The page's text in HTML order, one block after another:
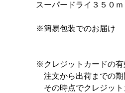
スーパードライ３５０ｍ
※簡易包装でのお届け
※クレジットカードの有
注文から出荷までの期
その時点でクレジット